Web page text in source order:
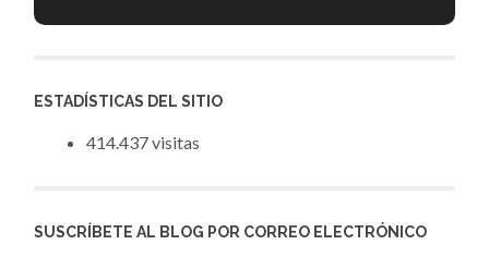
ESTADÍSTICAS DEL SITIO
414.437 visitas
SUSCRÍBETE AL BLOG POR CORREO ELECTRÓNICO